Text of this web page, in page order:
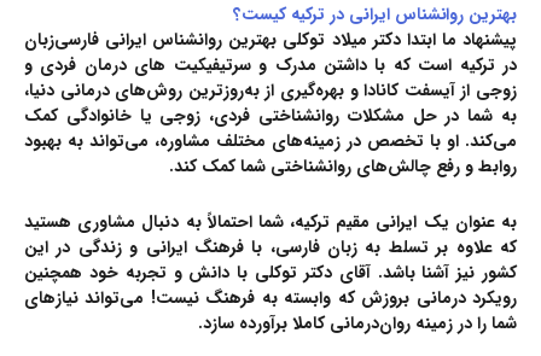
بهترین روانشناس ایرانی در ترکیه کیست؟
پیشنهاد ما ابتدا دکتر میلاد توکلی بهترین روانشناس ایرانی فارسی‌زبان
در ترکیه است که با داشتن مدرک و سرتیفیکیت های درمان فردی و
زوجی ازآیسفت کاناداو بهره‌گیری از به‌روزترین روش‌های درمانی دنیا،
به شما در حل مشکلات روانشناختی فردی، زوجی یا خانوادگی کمک
می‌کند. او با تخصص در زمینه‌های مختلف مشاوره، می‌تواند به بهبود
روابط و رفع چالش‌های روانشناختی شما کمک کند.
به عنوان یک ایرانی مقیم ترکیه، شما احتمالاً به دنبال مشاوری هستید
که علاوه بر تسلط به زبان فارسی، با فرهنگ ایرانی و زندگی در این
کشور نیز آشنا باشد. آقایدکتر توکلی با دانش و تجربه خود همچنین
رویکرد درمانی بروزش که وابسته به فرهنگ نیست! می‌تواند نیازهای
شما را در زمینه روان‌درمانی کاملا برآورده سازد.